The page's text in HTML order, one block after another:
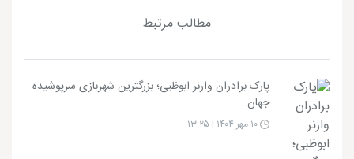
مطالب مرتبط
پارک برادران وارنر ابوظبی؛ بزرگترین شهربازی سرپوشیده
جهان